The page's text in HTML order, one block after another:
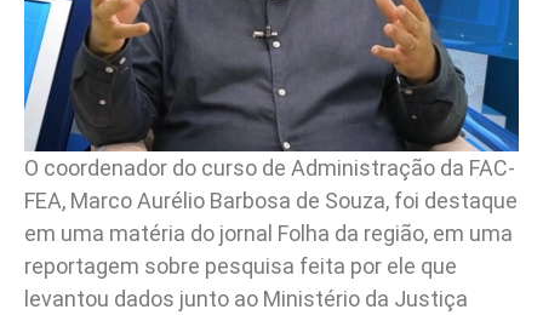
O coordenador do curso de Administração da FAC-
FEA, Marco Aurélio Barbosa de Souza, foi destaque
em uma matéria do jornal Folha da região, em uma
reportagem sobre pesquisa feita por ele que
levantou dados junto ao Ministério da Justiça